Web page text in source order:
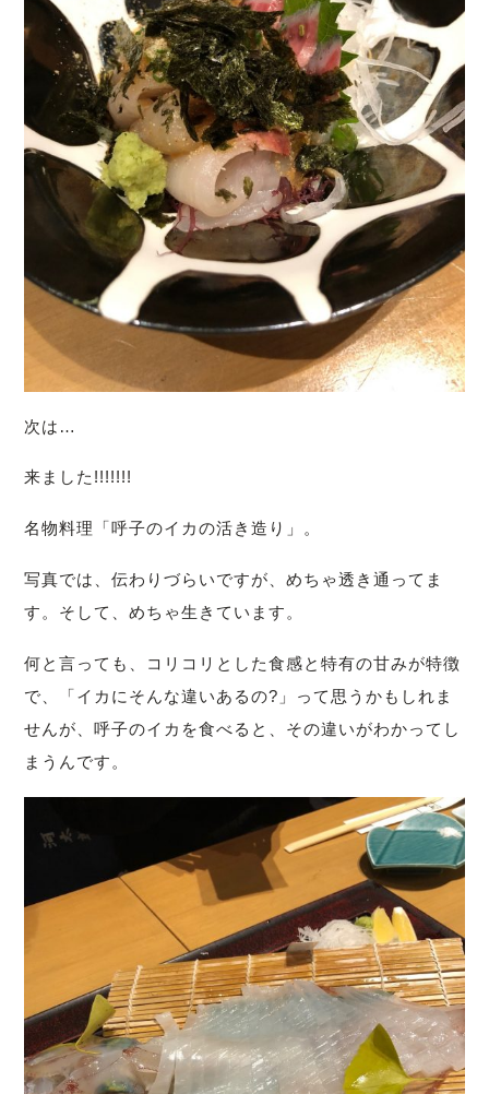
次は…
来ました!!!!!!!
名物料理「呼子のイカの活き造り」。
写真では、伝わりづらいですが、めちゃ透き通ってま
す。そして、めちゃ生きています。
何と言っても、コリコリとした食感と特有の甘みが特徴
で、「イカにそんな違いあるの?」って思うかもしれま
せんが、呼子のイカを食べると、その違いがわかってし
まうんです。